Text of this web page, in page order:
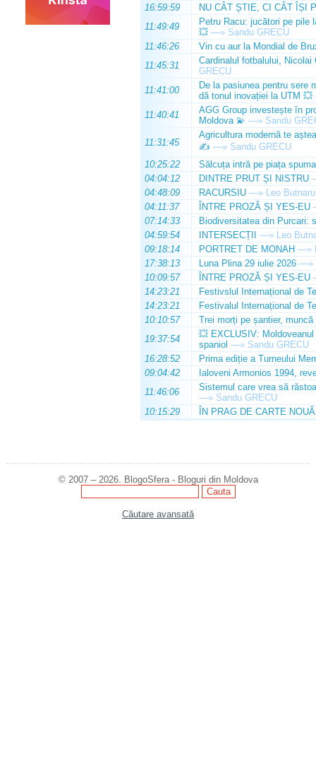
16:59:59
NU CÂT ȘTIE, CI CÂT ÎȘI
11:49:49
Petru Racu: jucători pe pile
💥 —» Sandu GRECU
11:46:26
Vin cu aur la Mondial de
11:45:31
Cardinalul fotbalului,
GRECU
11:41:00
De la pasiunea pentru sere
dă tonul inovației la UTM 💥
11:40:41
AGG Group investește în
Moldova 💫 —» Sandu
11:31:45
Agricultura modernă te
✍️ —» Sandu GRECU
10:25:22
Sălcuța intră pe piața
04:04:12
DINTRE PRUT ȘI NISTRU
04:48:09
RACURSIU —» Leo Butnaru
04:11:37
ÎNTRE PROZĂ ȘI YES-EU
07:14:33
Biodiversitatea din Purcari:
04:59:54
INTERSECȚII —» Leo
09:18:14
PORTRET DE MONAH —»
17:38:13
Luna Plina 29 iulie 2026 —»
10:09:57
ÎNTRE PROZĂ ȘI YES-EU
14:23:21
Festivslul Internațional de
14:23:21
Festivalul Internațional de
10:10:57
Trei morți pe șantier, muncă
19:37:54
💥 EXCLUSIV:
spaniol —» Sandu GRECU
16:28:52
Prima ediție a Turneului
09:04:42
Ialoveni Armonios 1994,
11:46:06
Sistemul care vrea să
—» Sandu GRECU
10:15:29
ÎN PRAG DE CARTE NOUĂ
© 2007 – 2026. BlogoSfera - Bloguri din Moldova
Căutare avansată